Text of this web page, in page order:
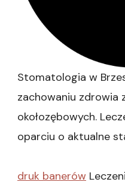
Stomatologia w
zachowaniu zdrowia
okołozębowych.
oparciu o aktualne
druk banerów